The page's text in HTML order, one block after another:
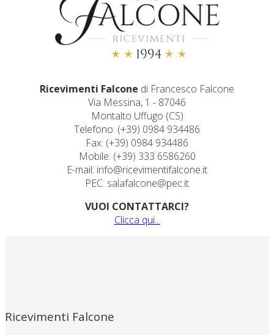
Ricevimenti Falcone di Francesco Falcone
Via Messina, 1 - 87046
Montalto Uffugo (CS)
Telefono: (+39) 0984 934486
Fax: (+39) 0984 934486
Mobile: (+39) 333 6586260
E-mail: info@ricevimentifalcone.it
PEC: salafalcone@pec.it
VUOI CONTATTARCI?
Clicca qui...
Ricevimenti Falcone